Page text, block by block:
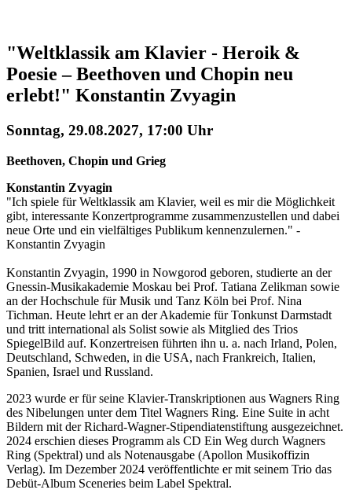
"Weltklassik am Klavier - Heroik &
Poesie – Beethoven und Chopin neu
erlebt!" Konstantin Zvyagin
Sonntag, 29.08.2027, 17:00 Uhr
Beethoven, Chopin und Grieg
Konstantin Zvyagin
"Ich spiele für Weltklassik am Klavier, weil es mir die Möglichkeit
gibt, interessante Konzertprogramme zusammenzustellen und dabei
neue Orte und ein vielfältiges Publikum kennenzulernen." -
Konstantin Zvyagin
Konstantin Zvyagin, 1990 in Nowgorod geboren, studierte an der
Gnessin-Musikakademie Moskau bei Prof. Tatiana Zelikman sowie
an der Hochschule für Musik und Tanz Köln bei Prof. Nina
Tichman. Heute lehrt er an der Akademie für Tonkunst Darmstadt
und tritt international als Solist sowie als Mitglied des Trios
SpiegelBild auf. Konzertreisen führten ihn u. a. nach Irland, Polen,
Deutschland, Schweden, in die USA, nach Frankreich, Italien,
Spanien, Israel und Russland.
2023 wurde er für seine Klavier-Transkriptionen aus Wagners Ring
des Nibelungen unter dem Titel Wagners Ring. Eine Suite in acht
Bildern mit der Richard-Wagner-Stipendiatenstiftung ausgezeichnet.
2024 erschien dieses Programm als CD Ein Weg durch Wagners
Ring (Spektral) und als Notenausgabe (Apollon Musikoffizin
Verlag). Im Dezember 2024 veröffentlichte er mit seinem Trio das
Debüt-Album Sceneries beim Label Spektral.